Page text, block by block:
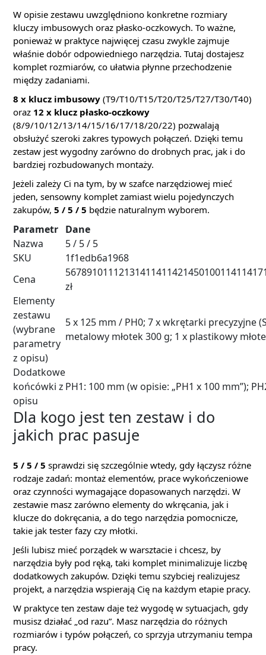
W opisie zestawu uwzględniono konkretne rozmiary
kluczy imbusowych oraz płasko-oczkowych. To ważne,
ponieważ w praktyce najwięcej czasu zwykle zajmuje
właśnie dobór odpowiedniego narzędzia. Tutaj dostajesz
komplet rozmiarów, co ułatwia płynne przechodzenie
między zadaniami.
8 x klucz imbusowy (T9/T10/T15/T20/T25/T27/T30/T40)
oraz 12 x klucz płasko-oczkowy
(8/9/10/12/13/14/15/16/17/18/20/22) pozwalają
obsłużyć szeroki zakres typowych połączeń. Dzięki temu
zestaw jest wygodny zarówno do drobnych prac, jak i do
bardziej rozbudowanych montaży.
Jeżeli zależy Ci na tym, by w szafce narzędziowej mieć
jeden, sensowny komplet zamiast wielu pojedynczych
zakupów, 5 / 5 / 5 będzie naturalnym wyborem.
Parametr Dane
Nazwa
5 / 5 / 5
SKU
1f1edb6a1968
Cena
zł
Elementy
zestawu
(wybrane
parametry
z opisu)
5 x 125 mm / PH0; 7 x wkrętarki precyzyjne
metalowy młotek 300 g; 1 x plastikowy
Dodatkowe
końcówki z
opisu
PH1: 100 mm (w opisie: „PH1 x 100 mm”);
Dla kogo jest ten zestaw i do
jakich prac pasuje
5 / 5 / 5 sprawdzi się szczególnie wtedy, gdy łączysz różne
rodzaje zadań: montaż elementów, prace wykończeniowe
oraz czynności wymagające dopasowanych narzędzi. W
zestawie masz zarówno elementy do wkręcania, jak i
klucze do dokręcania, a do tego narzędzia pomocnicze,
takie jak tester fazy czy młotki.
Jeśli lubisz mieć porządek w warsztacie i chcesz, by
narzędzia były pod ręką, taki komplet minimalizuje liczbę
dodatkowych zakupów. Dzięki temu szybciej realizujesz
projekt, a narzędzia wspierają Cię na każdym etapie pracy.
W praktyce ten zestaw daje też wygodę w sytuacjach, gdy
musisz działać „od razu”. Masz narzędzia do różnych
rozmiarów i typów połączeń, co sprzyja utrzymaniu tempa
pracy.